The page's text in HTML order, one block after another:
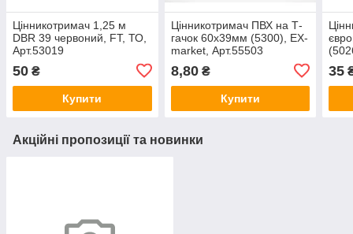
Цінникотримач 1,25 м
DBR 39 червоний, FT, ТО,
Арт.53019
50 ₴
Купити
Цінникотримач ПВХ на Т-
гачок 60х39мм (5300), EX-
market, Арт.55503
8,80₴
Купити
35
Акційні пропозиції та новинки